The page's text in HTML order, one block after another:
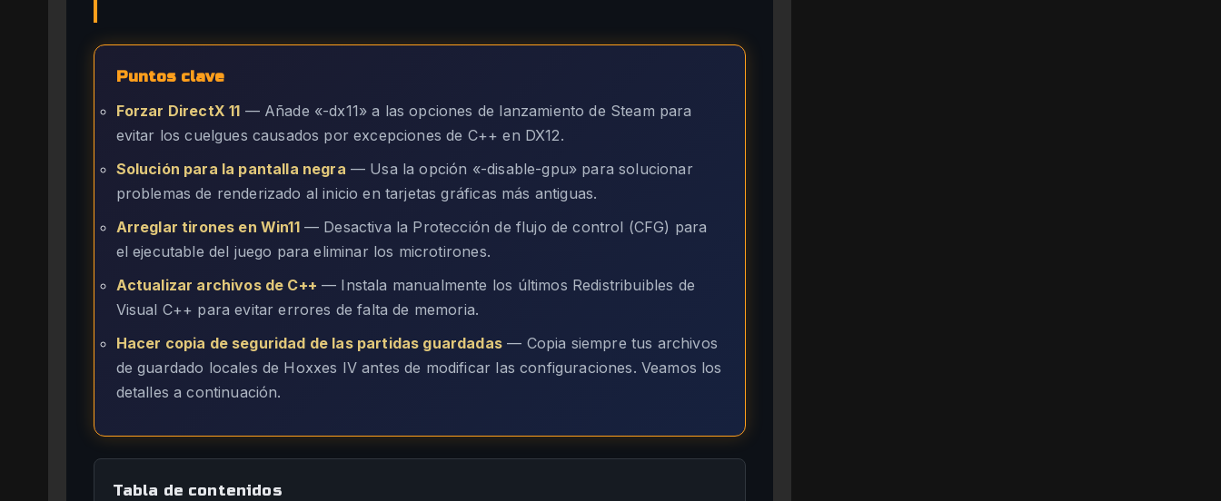
Puntos clave
Forzar DirectX 11 — Añade «-dx11» a las opciones de lanzamiento de Steam para
evitar los cuelgues causados por excepciones de C++ en DX12.
Solución para la pantalla negra — Usa la opción «-disable-gpu» para solucionar
problemas de renderizado al inicio en tarjetas gráficas más antiguas.
Arreglar tirones en Win11— Desactiva la Protección de flujo de control (CFG) para
el ejecutable del juego para eliminar los microtirones.
Actualizar archivos de C++ — Instala manualmente los últimos Redistribuibles de
Visual C++ para evitar errores de falta de memoria.
Hacer copia de seguridad de las partidas guardadas — Copia siempre tus archivos
de guardado locales de Hoxxes IV antes de modificar las configuraciones. Veamos los
detalles a continuación.
Tabla de contenidos